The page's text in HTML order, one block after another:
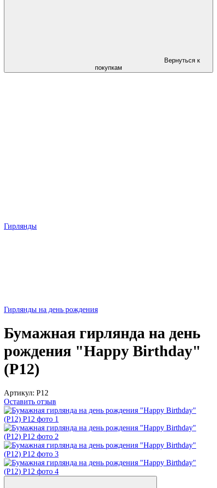
Вернуться к
покупкам
Гирлянды
Гирлянды на день рождения
Бумажная гирлянда на день
рождения "Happy Birthday"
(P12)
Артикул: P12
Оставить отзыв